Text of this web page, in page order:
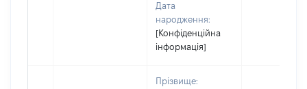
Дата
народження:
[Конфіденційна
інформація]
Прізвище: